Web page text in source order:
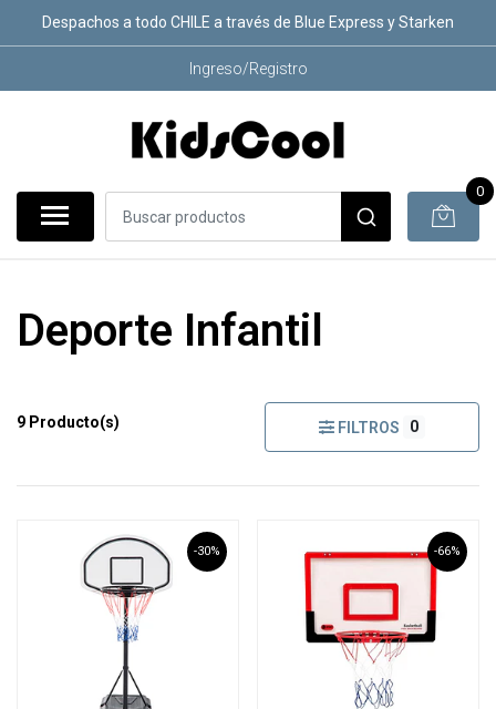
Despachos a todo CHILE a través de Blue Express y Starken
Ingreso/Registro
0
Deporte Infantil
9 Producto(s) FILTROS 0
-30% -66%